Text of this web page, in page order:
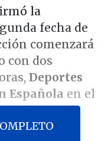
la
fecha de
comenzará
con dos
Deportes
Española en el
Sánchez".
Deportes